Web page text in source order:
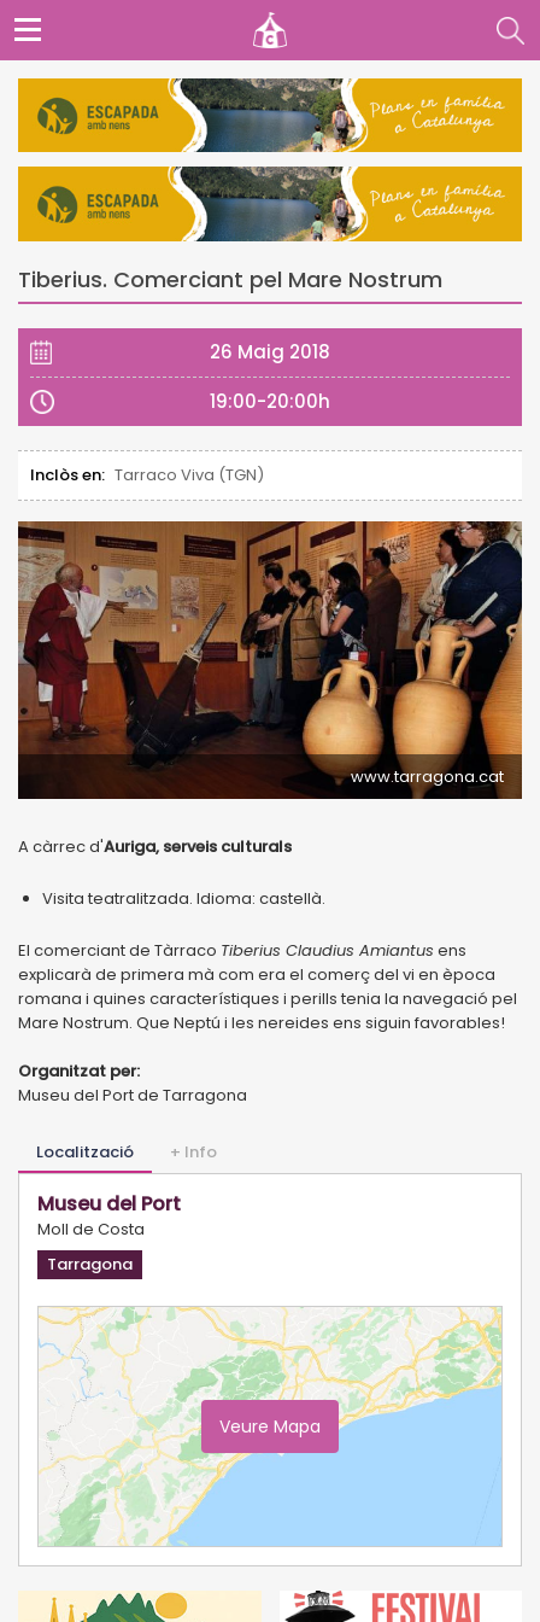
Tiberius. Comerciant pel Mare Nostrum
26 Maig 2018
19:00-20:00h
Inclòs en: Tarraco Viva (TGN)
www.tarragona.cat
A càrrec d'Auriga, serveis culturals
Visita teatralitzada. Idioma: castellà.
El comerciant de Tàrraco Tiberius Claudius Amiantus ens
explicarà de primera mà com era el comerç del vi en època
romana i quines característiques i perills tenia la navegació pel
Mare Nostrum. Que Neptú i les nereides ens siguin favorables!
Organitzat per:
Museu del Port de Tarragona
Localització + Info
Museu del Port
Moll de Costa
Tarragona
Veure Mapa